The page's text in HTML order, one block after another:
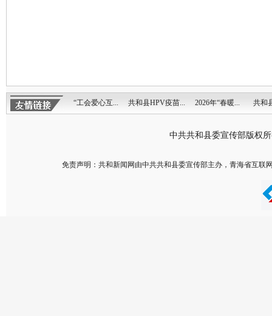
“工会爱心互... 共和县HPV疫苗... 2026年“春暖... 共和
中共共和县委宣传部版权
免责声明：共和新闻网由中共共和县委宣传部主办，青海省互